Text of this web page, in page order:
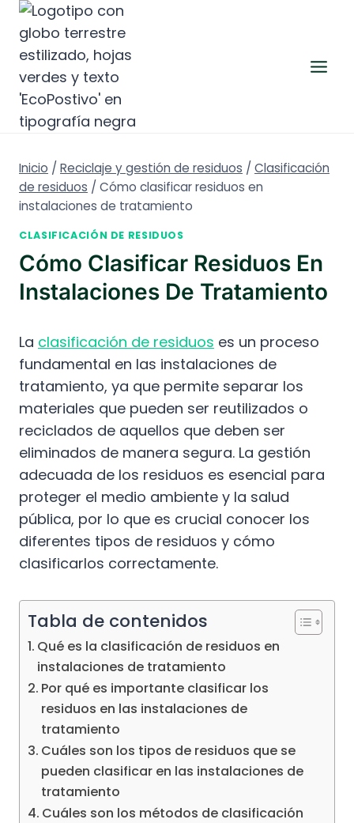
Saltar
contenido
Inicio / Reciclaje y gestión de residuos / Clasificación
de residuos / Cómo clasificar residuos en
instalaciones de tratamiento
CLASIFICACIÓN DE RESIDUOS
Cómo Clasificar Residuos En
Instalaciones De Tratamiento
La clasificación de residuos es un proceso
fundamental en las instalaciones de
tratamiento, ya que permite separar los
materiales que pueden ser reutilizados o
reciclados de aquellos que deben ser
eliminados de manera segura. La gestión
adecuada de los residuos es esencial para
proteger el medio ambiente y la salud
pública, por lo que es crucial conocer los
diferentes tipos de residuos y cómo
clasificarlos correctamente.
Tabla de contenidos
Qué es la clasificación de residuos en
instalaciones de tratamiento
Por qué es importante clasificar los
residuos en las instalaciones de
tratamiento
Cuáles son los tipos de residuos que se
pueden clasificar en las instalaciones de
tratamiento
Cuáles son los métodos de clasificación